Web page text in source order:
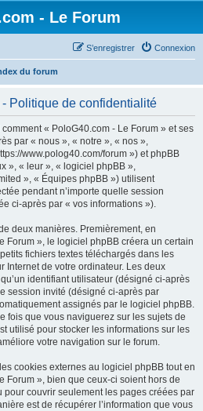
- Le Forum
Connexion
S’enregistrer
du forum
Politique de confidentialité
« PoloG40.com - Le Forum » et ses
par « nous », « notre », « nos »,
www.polog40.com/forum ») et phpBB
», « leur », « logiciel phpBB »,
», « Équipes phpBB ») utilisent
pendant n’importe quelle session
ci-après par « vos informations »).
deux manières. Premièrement, en
Forum », le logiciel phpBB créera un certain
fichiers textes téléchargés dans les
Internet de votre ordinateur. Les deux
identifiant utilisateur (désigné ci-après
session invité (désigné ci-après par
assignés par le logiciel phpBB.
fois que vous naviguerez sur les sujets de
utilisé pour stocker les informations sur les
votre navigation sur le forum.
cookies externes au logiciel phpBB tout en
Forum », bien que ceux-ci soient hors de
pour couvrir seulement les pages créées par
est de récupérer l’information que vous